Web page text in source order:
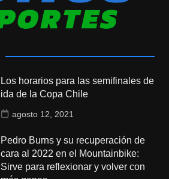
Los horarios para las semifinales de
ida de la Copa Chile
agosto 12, 2021
Pedro Burns y su recuperación de
cara al 2022 en el Mountainbike:
Sirve para reflexionar y volver con